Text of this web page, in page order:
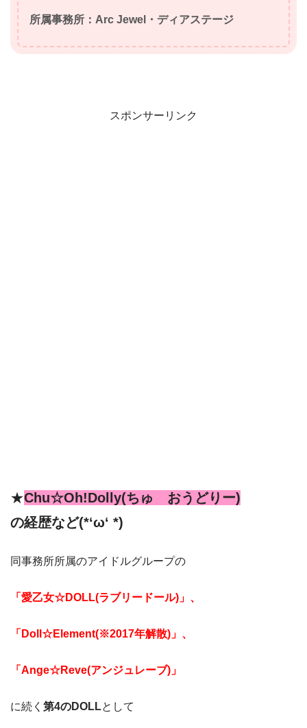
所属事務所：Arc Jewel・ディアステージ
スポンサーリンク
★Chu☆Oh!Dolly(ちゅ おうどりー)
の経歴など(*‘ω‘ *)
同事務所所属のアイドルグループの
「愛乙女☆DOLL(ラブリードール)」、
「Doll☆Element(※2017年解散)」、
「Ange☆Reve(アンジュレーブ)」
に続く 第4のDOLLとして